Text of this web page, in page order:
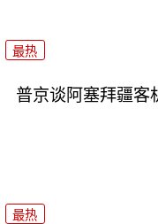
最热
普京谈阿塞拜疆客
最热